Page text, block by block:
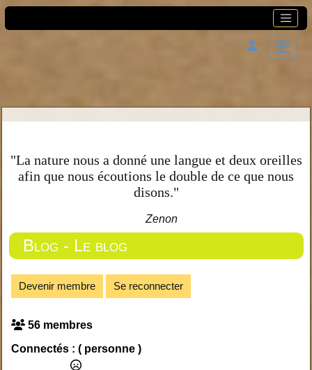
"La nature nous a donné une langue et deux oreilles
afin que nous écoutions le double de ce que nous
disons."
Zenon
Blog - Le blog
Devenir membre Se reconnecter
56 membres
Connectés : ( personne )